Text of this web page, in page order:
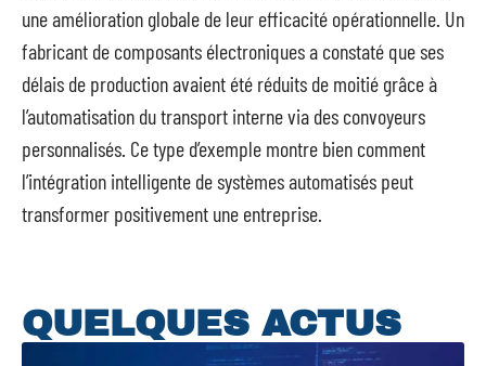
une amélioration globale de leur efficacité opérationnelle. Un
fabricant de composants électroniques a constaté que ses
délais de production avaient été réduits de moitié grâce à
l’automatisation du transport interne via des convoyeurs
personnalisés. Ce type d’exemple montre bien comment
l’intégration intelligente de systèmes automatisés peut
transformer positivement une entreprise.
QUELQUES ACTUS